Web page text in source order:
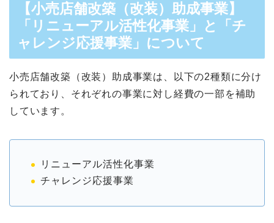
【小売店舗改築（改装）助成事業】
「リニューアル活性化事業」と「チ
ャレンジ応援事業」について
小売店舗改築（改装）助成事業は、以下の2種類に分け
られており、それぞれの事業に対し経費の一部を補助
しています。
リニューアル活性化事業
チャレンジ応援事業